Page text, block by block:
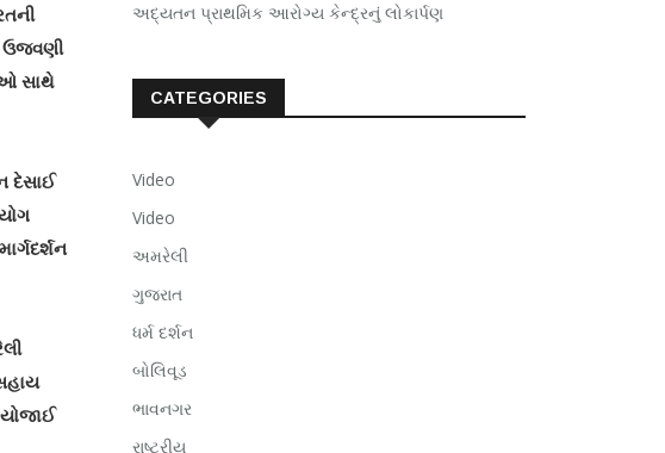
ઉજવણી
સાથે
દેસાઈ
યોજાઈ
અદ્યતન પ્રાથમિક આરોગ્ય કેન્દ્રનું લોકાર્પણ
CATEGORIES
Video
Video
અમરેલી
ગુજરાત
ધર્મ દર્શન
બોલિવૂડ
ભાવનગર
રાષ્ટ્રીય